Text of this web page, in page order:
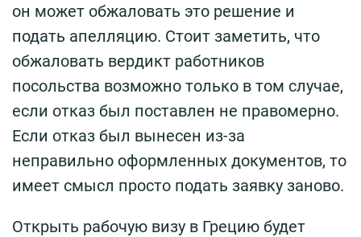
он может обжаловать это решение и
подать апелляцию. Стоит заметить, что
обжаловать вердикт работников
посольства возможно только в том случае,
если отказ был поставлен не правомерно.
Если отказ был вынесен из-за
неправильно оформленных документов, то
имеет смысл просто подать заявку заново.
Открыть рабочую визу в Грецию будет